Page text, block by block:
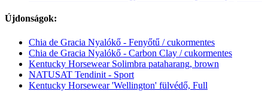
Újdonságok:
Chia de Gracia Nyalókő - Fenyőtű / cukormentes
Chia de Gracia Nyalókő - Carbon Clay / cukormentes
Kentucky Horsewear Solimbra pataharang, brown
NATUSAT Tendinit - Sport
Kentucky Horsewear 'Wellington' fülvédő, Full